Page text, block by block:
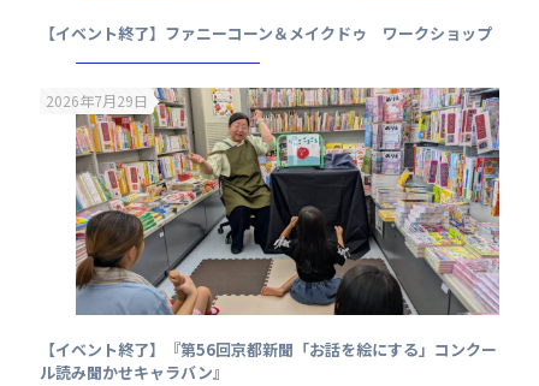
【イベント終了】ファニーコーン＆メイクドゥ ワークショップ
2026年7月29日
【イベント終了】『第56回京都新聞「お話を絵にする」コンクー
ル読み聞かせキャラバン』